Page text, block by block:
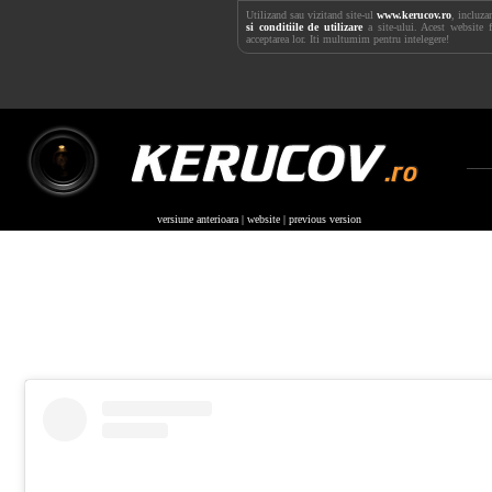
Utilizand sau vizitand site-ulwww.kerucov.ro ,
si conditiile de utilizare a site-ului. Acest website
acceptarea lor. Iti multumim pentru intelegere!
versiune anterioara | website | previous version